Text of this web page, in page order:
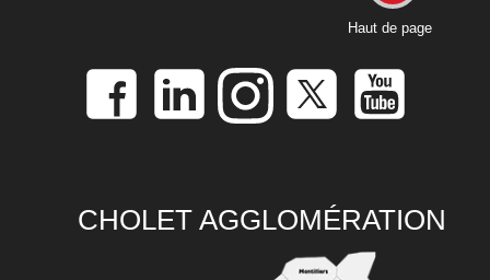
Haut de page
CHOLET AGGLOMÉRATION